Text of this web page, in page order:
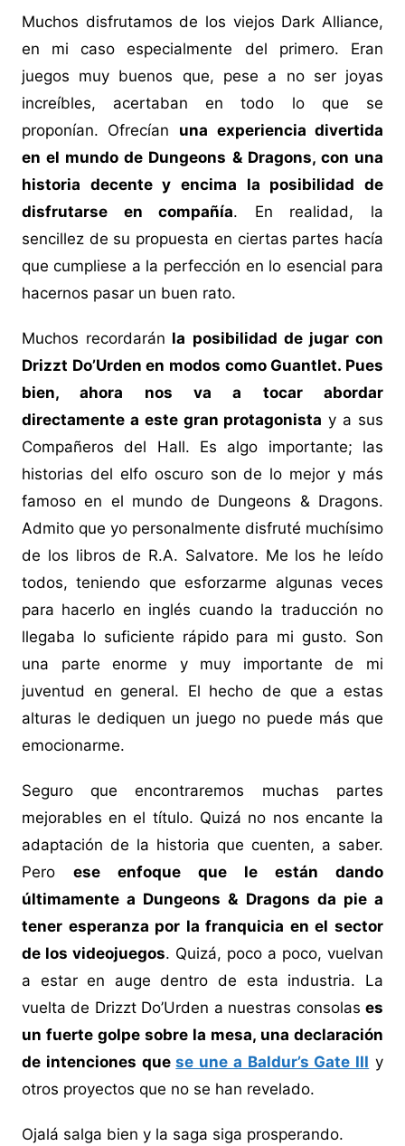
Muchos disfrutamos de los viejos Dark Alliance,
en mi caso especialmente del primero. Eran
juegos muy buenos que, pese a no ser joyas
increíbles, acertaban en todo lo que se
proponían. Ofrecían una experiencia divertida
en el mundo de Dungeons & Dragons, con una
historia decente y encima la posibilidad de
disfrutarse en compañía. En realidad, la
sencillez de su propuesta en ciertas partes hacía
que cumpliese a la perfección en lo esencial para
hacernos pasar un buen rato.
Muchos recordarán la posibilidad de jugar con
Drizzt Do’Urden en modos como Guantlet. Pues
bien, ahora nos va a tocar abordar
directamente a este gran protagonista y a sus
Compañeros del Hall. Es algo importante; las
historias del elfo oscuro son de lo mejor y más
famoso en el mundo de Dungeons & Dragons.
Admito que yo personalmente disfruté muchísimo
de los libros de R.A. Salvatore. Me los he leído
todos, teniendo que esforzarme algunas veces
para hacerlo en inglés cuando la traducción no
llegaba lo suficiente rápido para mi gusto. Son
una parte enorme y muy importante de mi
juventud en general. El hecho de que a estas
alturas le dediquen un juego no puede más que
emocionarme.
Seguro que encontraremos muchas partes
mejorables en el título. Quizá no nos encante la
adaptación de la historia que cuenten, a saber.
Pero ese enfoque que le están dando
últimamente a Dungeons & Dragons da pie a
tener esperanza por la franquicia en el sector
de los videojuegos. Quizá, poco a poco, vuelvan
a estar en auge dentro de esta industria. La
vuelta de Drizzt Do’Urden a nuestras consolases
un fuerte golpe sobre la mesa, una declaración
de intenciones quese une a Baldur’s Gate III y
otros proyectos que no se han revelado.
Ojalá salga bien y la saga siga prosperando.